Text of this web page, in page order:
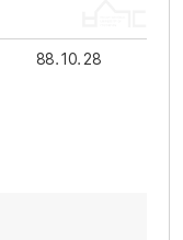
88. 10. 28